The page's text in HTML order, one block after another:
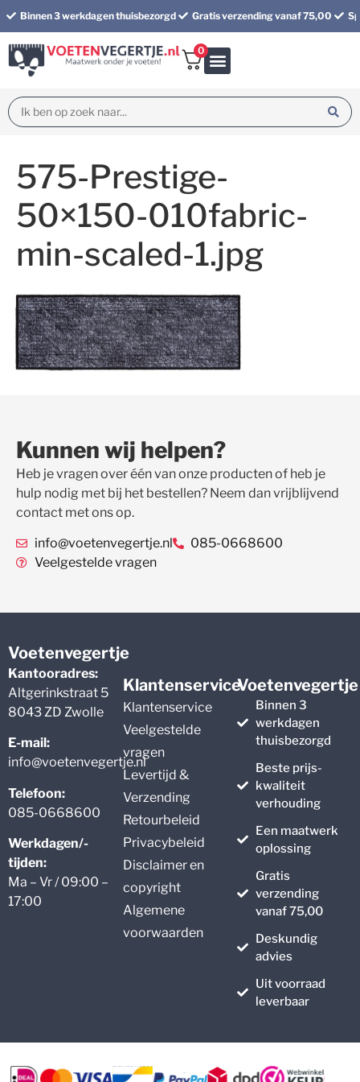
Binnen 3 werkdagen thuisbezorgd Gratis verzending vanaf 75,00
0
575-Prestige-
50×150-010fabric-
min-scaled-1.jpg
Kunnen wij helpen?
Heb je vragen over één van onze producten of heb je
hulp nodig met bij het bestellen? Neem dan vrijblijvend
contact met ons op.
info@voetenvegertje.nl
085-0668600
Veelgestelde vragen
Voetenvegertje
Kantooradres:
Altgerinkstraat 5
8043 ZD Zwolle
E-mail:
info@voetenvegertje.nl
Telefoon:
085-0668600
Werkdagen/-
tijden:
Ma – Vr / 09:00 –
17:00
Klantenservice
Klantenservice
Veelgestelde
vragen
Levertijd &
Verzending
Retourbeleid
Privacybeleid
Disclaimer en
copyright
Algemene
voorwaarden
Voetenvegertje
Binnen 3
werkdagen
thuisbezorgd
Beste prijs-
kwaliteit
verhouding
Een maatwerk
oplossing
Gratis
verzending
vanaf 75,00
Deskundig
advies
Uit voorraad
leverbaar